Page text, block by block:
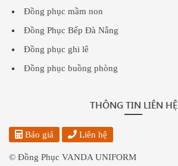
Đồng phục mầm non
Đồng Phục Bếp Đà Nẵng
Đồng phục ghi lê
Đồng phục buồng phòng
THÔNG TIN LIÊN HỆ
Báo giá Liên hệ
© Đồng Phục VANDA UNIFORM